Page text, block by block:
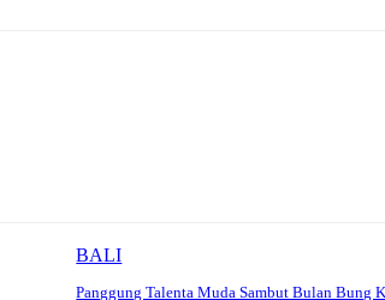
BALI
Panggung Talenta Muda Sambut Bulan Bung